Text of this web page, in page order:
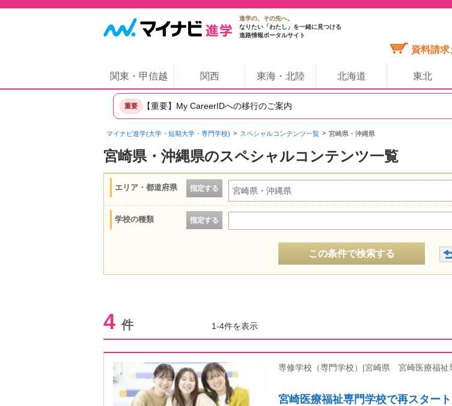
進学の、その先へ。
なりたい「わたし」を一緒に見つける
進路情報ポータルサイト
資料請求
関東・甲信越 関西 東海・北陸 北海道 東北
重要 【重要】My CareerIDへの移行のご案内
マイナビ進学(大学・短期大学・専門学校) スペシャルコンテンツ一覧 宮崎県・沖縄県
宮崎県・沖縄県のスペシャルコンテンツ一覧
エリア・都道府県 指定する 宮崎県・沖縄県
学校の種類 指定する
この条件で検索する
4 件 1-4件を表示
専修学校（専門学校）|宮崎県 宮崎医療福祉
宮崎医療福祉専門学校で再スター